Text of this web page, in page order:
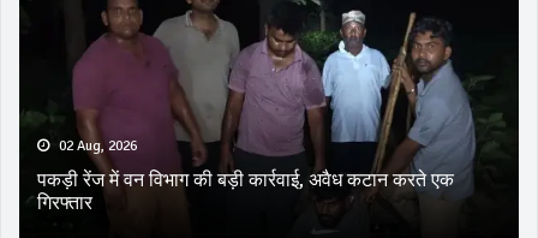
02 Aug, 2026
पकड़ी रेंज में वन विभाग की बड़ी कार्रवाई, अवैध कटान करते एक
गिरफ्तार